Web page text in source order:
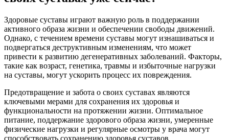
Здоровые суставы играют важную роль в поддержании
активного образа жизни и обеспечении свободы движений.
Однако, с течением времени суставы могут изнашиваться и
подвергаться деструктивным изменениям, что может
привести к развитию дегенеративных заболеваний. Факторы,
такие как возраст, генетика, травмы и избыточные нагрузки
на суставы, могут ускорить процесс их повреждения.
Предотвращение и забота о своих суставах являются
ключевыми мерами для сохранения их здоровья и
функциональности на протяжении жизни. Оптимальное
питание, поддержание здорового образа жизни, умеренные
физические нагрузки и регулярные осмотры у врача могут